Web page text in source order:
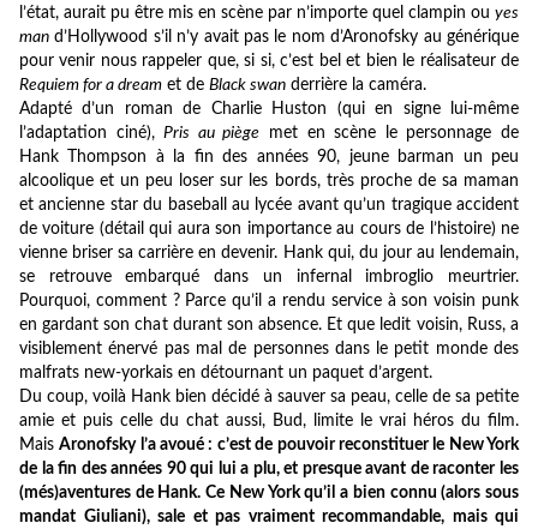
l’état, aurait pu être mis en scène par n’importe quel clampin ou yes
man d’Hollywood s’il n’y avait pas le nom d’Aronofsky au générique
pour venir nous rappeler que, si si, c’est bel et bien le réalisateur de
Requiem for a dream et de Black swan derrière la caméra.
Adapté d’un roman de Charlie Huston (qui en signe lui-même
l’adaptation ciné),Pris au piège met en scène le personnage de
Hank Thompson à la fin des années 90, jeune barman un peu
alcoolique et un peu loser sur les bords, très proche de sa maman
et ancienne star du baseball au lycée avant qu’un tragique accident
de voiture (détail qui aura son importance au cours de l’histoire) ne
vienne briser sa carrière en devenir. Hank qui, du jour au lendemain,
se retrouve embarqué dans un infernal imbroglio meurtrier.
Pourquoi, comment ? Parce qu’il a rendu service à son voisin punk
en gardant son chat durant son absence. Et que ledit voisin, Russ, a
visiblement énervé pas mal de personnes dans le petit monde des
malfrats new-yorkais en détournant un paquet d’argent.
Du coup, voilà Hank bien décidé à sauver sa peau, celle de sa petite
amie et puis celle du chat aussi, Bud, limite le vrai héros du film.
MaisAronofsky l’a avoué : c’est de pouvoir reconstituer le New York
de la fin des années 90 qui lui a plu, et presque avant de raconter les
(més)aventures de Hank. Ce New York qu’il a bien connu (alors sous
mandat Giuliani), sale et pas vraiment recommandable, mais qui